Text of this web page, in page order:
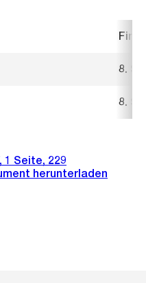
8.
8.
1 Seite, 229
herunterladen